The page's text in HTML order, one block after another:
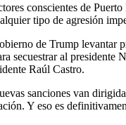
conscientes de
tipo de agresión
de Trump levantar
al
Raúl Castro.
sanciones van
Y eso es